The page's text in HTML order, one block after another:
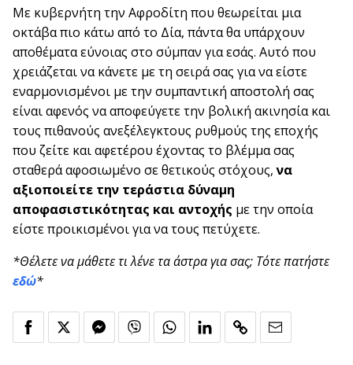
Με κυβερνήτη την Αφροδίτη που θεωρείται μια
οκτάβα πιο κάτω από το Δία, πάντα θα υπάρχουν
αποθέματα εύνοιας στο σύμπαν για εσάς. Αυτό που
χρειάζεται να κάνετε με τη σειρά σας για να είστε
εναρμονισμένοι με την συμπαντική αποστολή σας
είναι αφενός να αποφεύγετε την βολική ακινησία και
τους πιθανούς ανεξέλεγκτους ρυθμούς της εποχής
που ζείτε και αφετέρου έχοντας το βλέμμα σας
σταθερά αφοσιωμένο σε θετικούς στόχους,να
αξιοποιείτε την τεράστια δύναμη
αποφασιστικότητας και αντοχής με την οποία
είστε προικισμένοι για να τους πετύχετε.
*Θέλετε να μάθετε τι λένε τα άστρα για σας; Τότε πατήστε
εδώ*